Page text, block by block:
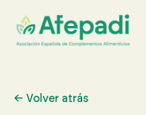
← Volver atrás